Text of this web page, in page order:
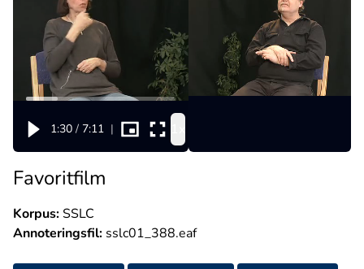
1:30 / 7:11 |
Favoritfilm
Korpus:SSLC
Annoteringsfil: sslc01_388.eaf